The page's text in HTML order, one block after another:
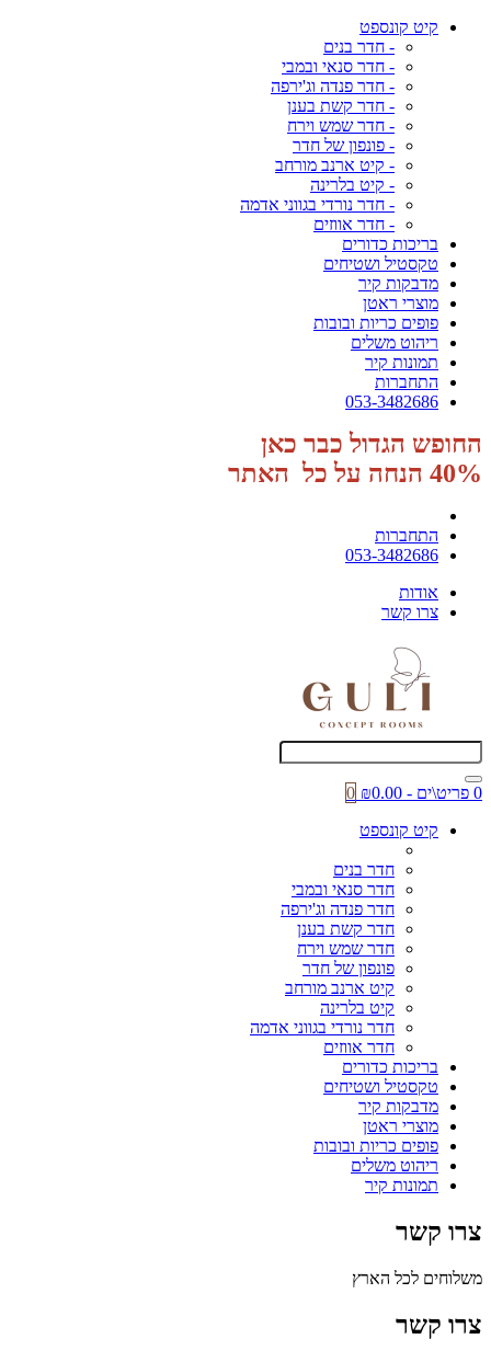
קיט קונספט
- חדר בנים
- חדר סנאי ובמבי
- חדר פנדה וג'ירפה
- חדר קשת בענן
- חדר שמש וירח
- פונפון של חדר
- קיט ארנב מורחב
- קיט בלרינה
- חדר נורדי בגווני אדמה
- חדר אווזים
בריכות כדורים
טקסטיל ושטיחים
מדבקות קיר
מוצרי ראטן
פופים כריות ובובות
ריהוט משלים
תמונות קיר
התחברות
053-3482686
החופש הגדול כבר כאן
40% הנחה על כל האתר
התחברות
053-3482686
אודות
צרו קשר
0 פריט\ים - ₪0.00
0
קיט קונספט
חדר בנים
חדר סנאי ובמבי
חדר פנדה וג'ירפה
חדר קשת בענן
חדר שמש וירח
פונפון של חדר
קיט ארנב מורחב
קיט בלרינה
חדר נורדי בגווני אדמה
חדר אווזים
בריכות כדורים
טקסטיל ושטיחים
מדבקות קיר
מוצרי ראטן
פופים כריות ובובות
ריהוט משלים
תמונות קיר
צרו קשר
משלוחים לכל הארץ
צרו קשר